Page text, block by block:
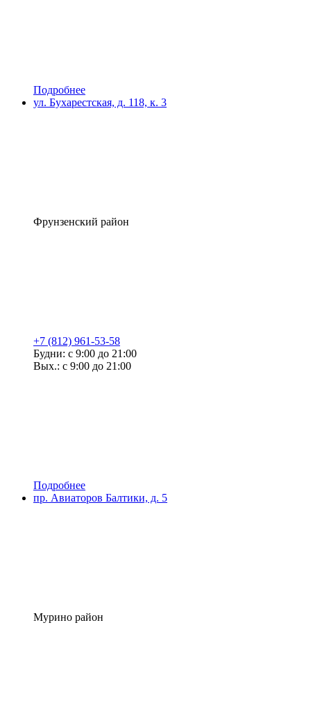
Подробнее
ул. Бухарестская, д. 118, к. 3
Фрунзенский район
+7 (812) 961-53-58
Будни: с 9:00 до 21:00
Вых.: с 9:00 до 21:00
Подробнее
пр. Авиаторов Балтики, д. 5
Мурино район